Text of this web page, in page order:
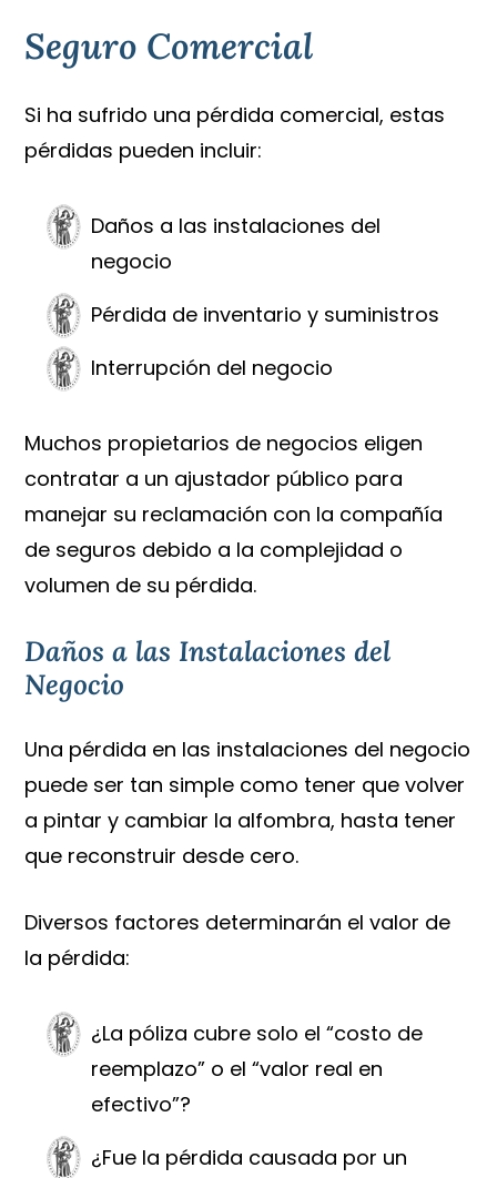
Seguro Comercial
Si ha sufrido una pérdida comercial, estas
pérdidas pueden incluir:
Daños a las instalaciones del
negocio
Pérdida de inventario y suministros
Interrupción del negocio
Muchos propietarios de negocios eligen
contratar a un ajustador público para
manejar su reclamación con la compañía
de seguros debido a la complejidad o
volumen de su pérdida.
Daños a las Instalaciones del
Negocio
Una pérdida en las instalaciones del negocio
puede ser tan simple como tener que volver
a pintar y cambiar la alfombra, hasta tener
que reconstruir desde cero.
Diversos factores determinarán el valor de
la pérdida:
¿La póliza cubre solo el “costo de
reemplazo” o el “valor real en
efectivo”?
¿Fue la pérdida causada por un